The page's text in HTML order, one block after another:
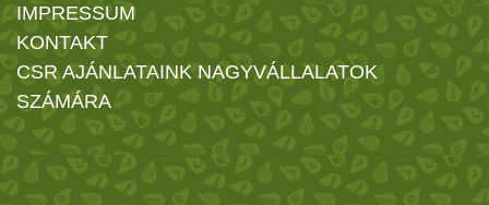
IMPRESSUM
KONTAKT
CSR AJÁNLATAINK NAGYVÁLLALATOK
SZÁMÁRA